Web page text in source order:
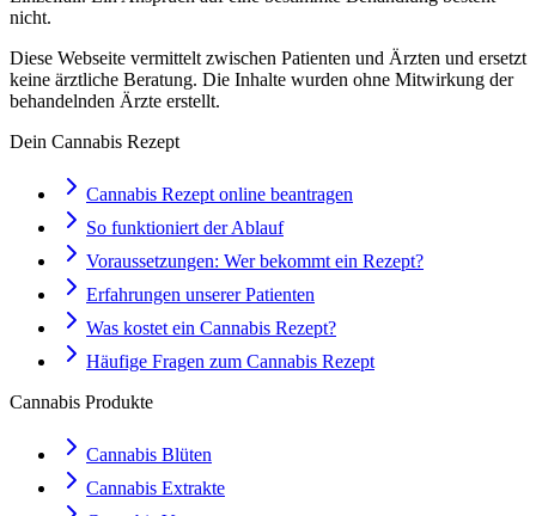
nicht.
Diese Webseite vermittelt zwischen Patienten und Ärzten und ersetzt
keine ärztliche Beratung. Die Inhalte wurden ohne Mitwirkung der
behandelnden Ärzte erstellt.
Dein Cannabis Rezept
Cannabis Rezept online beantragen
So funktioniert der Ablauf
Voraussetzungen: Wer bekommt ein Rezept?
Erfahrungen unserer Patienten
Was kostet ein Cannabis Rezept?
Häufige Fragen zum Cannabis Rezept
Cannabis Produkte
Cannabis Blüten
Cannabis Extrakte